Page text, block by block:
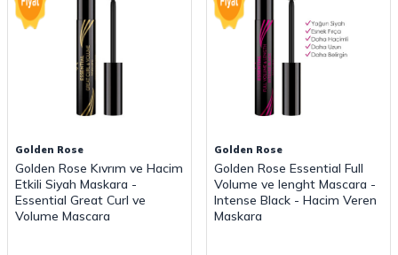
Golden Rose
Golden Rose Kıvrım ve Hacim
Etkili Siyah Maskara -
Essential Great Curl ve
Volume Mascara
Golden Rose
Golden Rose Essential Full
Volume ve lenght Mascara -
Intense Black - Hacim Veren
Maskara